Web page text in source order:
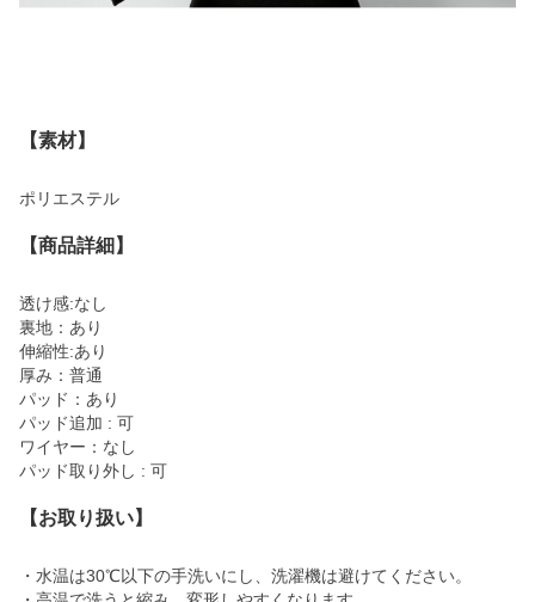
【素材】
ポリエステル
【商品詳細】
透け感:なし
裏地：あり
伸縮性:あり
厚み：普通
パッド：あり
パッド追加 : 可
ワイヤー：なし
パッド取り外し : 可
【お取り扱い】
・水温は30℃以下の手洗いにし、洗濯機は避けてください。